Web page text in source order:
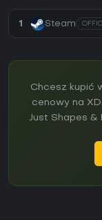
1 Steam
Chcesz kupić
cenowy na
Just Shapes &